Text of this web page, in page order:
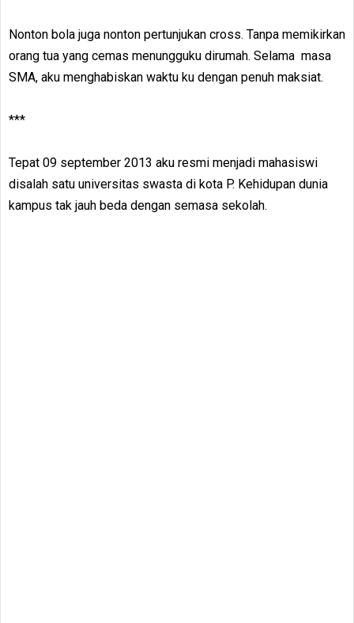
Nonton bola juga nonton pertunjukan cross. Tanpa memikirkan
orang tua yang cemas menungguku dirumah. Selama masa
SMA, aku menghabiskan waktu ku dengan penuh maksiat.
***
Tepat 09 september 2013 aku resmi menjadi mahasiswi
disalah satu universitas swasta di kota P. Kehidupan dunia
kampus tak jauh beda dengan semasa sekolah.